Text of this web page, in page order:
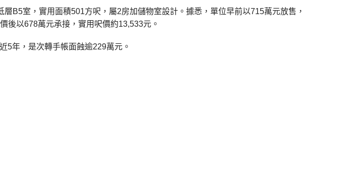
B5室，實用面積501方呎，屬2房加儲物室設計。據悉，單位早前以715萬元放售，
後以678萬元承接，實用呎價約13,533元。
5年，是次轉手帳面蝕逾229萬元。